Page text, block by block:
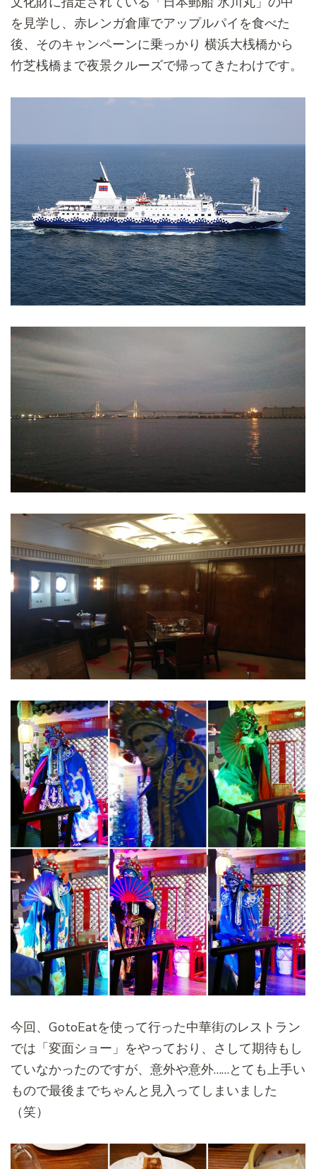
を見学し、赤レンガ倉庫でアップルパイを食べた
後、 そのキャンペーンに乗っかり 横浜大桟橋から
竹芝桟橋まで夜景クルーズで帰ってきたわけです。
今回、GotoEatを使って行った中華街のレストラン
では「変面ショー」をやっており、 さして期待もし
ていなかったのですが、意外や意外……とても上手い
もので最後までちゃんと見入ってしまいました
（笑）